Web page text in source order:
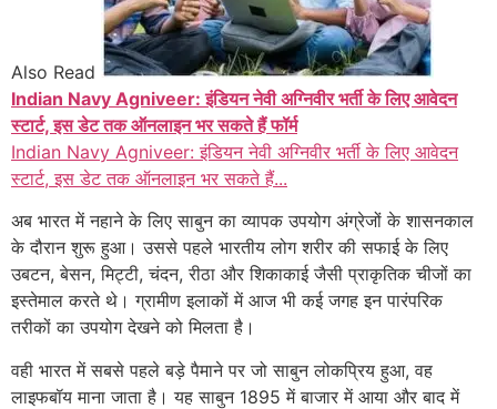
Also Read
Indian Navy Agniveer: इंडियन नेवी अग्निवीर भर्ती के लिए आवेदन
स्टार्ट, इस डेट तक ऑनलाइन भर सकते हैं फॉर्म
Indian Navy Agniveer: इंडियन नेवी अग्निवीर भर्ती के लिए आवेदन
स्टार्ट, इस डेट तक ऑनलाइन भर सकते हैं...
अब भारत में नहाने के लिए साबुन का व्यापक उपयोग अंग्रेजों के शासनकाल
के दौरान शुरू हुआ। उससे पहले भारतीय लोग शरीर की सफाई के लिए
उबटन, बेसन, मिट्टी, चंदन, रीठा और शिकाकाई जैसी प्राकृतिक चीजों का
इस्तेमाल करते थे। ग्रामीण इलाकों में आज भी कई जगह इन पारंपरिक
तरीकों का उपयोग देखने को मिलता है।
वही भारत में सबसे पहले बड़े पैमाने पर जो साबुन लोकप्रिय हुआ, वह
लाइफबॉय माना जाता है। यह साबुन 1895 में बाजार में आया और बाद में